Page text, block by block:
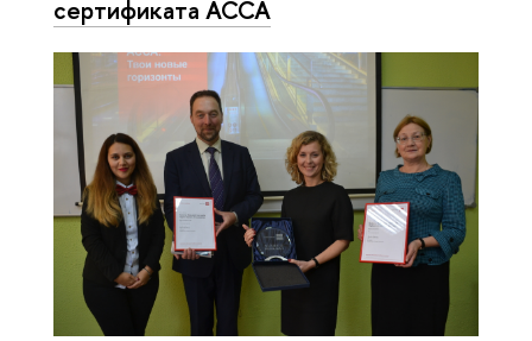
сертификата АССА